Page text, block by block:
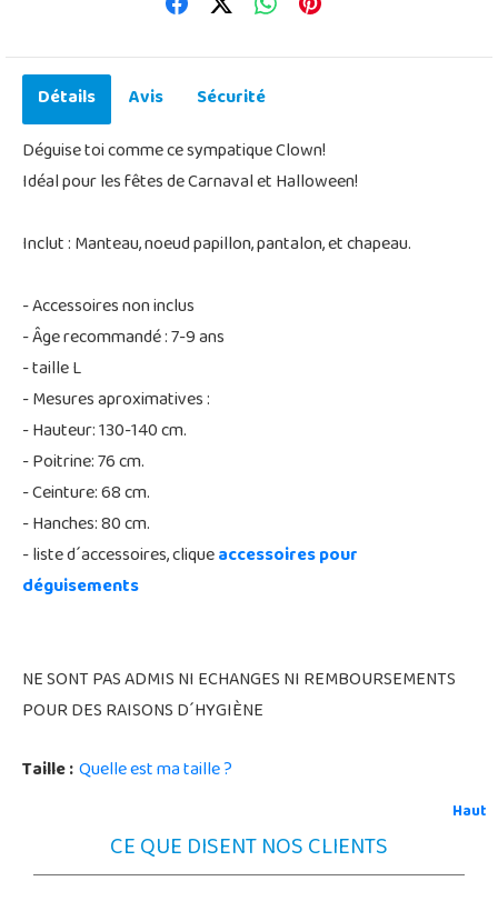
Détails Avis
Sécurité
Déguise toi comme ce sympatique Clown!
Idéal pour les fêtes de Carnaval et Halloween!
Inclut : Manteau, noeud papillon, pantalon, et chapeau.
- Accessoires non inclus
- Âge recommandé : 7-9 ans
- taille L
- Mesures aproximatives :
- Hauteur: 130-140 cm.
- Poitrine: 76 cm.
- Ceinture: 68 cm.
- Hanches: 80 cm.
- liste d´accessoires, cliqueaccessoires pour
déguisements
NE SONT PAS ADMIS NI ECHANGES NI REMBOURSEMENTS
POUR DES RAISONS D´HYGIÈNE
Taille :Quelle est ma taille ?
Haut
CE QUE DISENT NOS CLIENTS